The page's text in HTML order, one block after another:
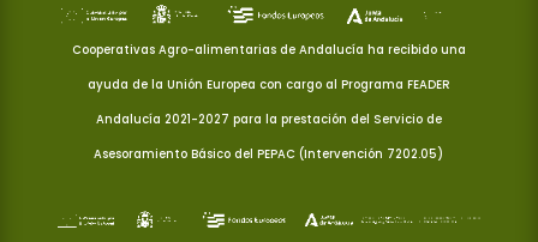
Cooperativas Agro-alimentarias de Andalucía ha recibido una
ayuda de la Unión Europea con cargo al Programa FEADER
Andalucía 2021-2027 para la prestación del Servicio de
Asesoramiento Básico del PEPAC (Intervención 7202.05)